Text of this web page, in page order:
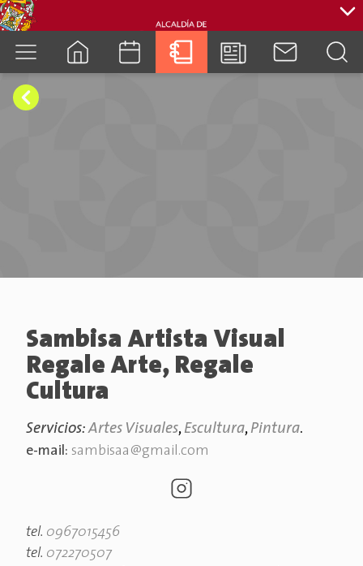
Sambisa Artista Visual
Regale Arte, Regale
Cultura
Servicios:Artes Visuales, Escultura, Pintura.
e-mail: sambisaa@gmail.com
tel. 0967015456
tel. 072270507